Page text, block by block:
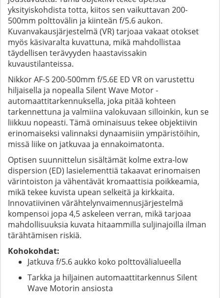
yksityiskohdista totta, kiitos sen vaikuttavan 200-
500mm polttovälin ja kiinteän f/5.6 aukon.
Kuvanvakausjärjestelmä (VR) tarjoaa vakaat otokset
myös käsivaralta kuvattuna, mikä mahdollistaa
täydellisen terävyyden haastavissakin
kuvaustilanteissa.
Nikkor AF-S 200-500mm f/5.6E ED VR on varustettu
hiljaisella ja nopealla Silent Wave Motor -
automaattitarkennuksella, joka pitää kohteen
tarkennettuna ja valmiina valokuvaan silloinkin, kun se
liikkuu nopeasti. Tämä ominaisuus tekee objektiivin
erinomaiseksi valinnaksi dynaamisiin ympäristöihin,
missä liike on jatkuvaa ja ennakoimatonta.
Optisen suunnittelun sisältämät kolme extra-low
dispersion (ED) lasielementtiä takaavat erinomaisen
värintoiston ja vähentävät kromaattisia poikkeamia,
mikä tekee kuvista upean selkeitä ja kirkkaita.
Innovatiivinen värähtelynvaimennusjärjestelmä
kompensoi jopa 4,5 askeleen verran, mikä tarjoaa
mahdollisuuksia kuvata hitaammilla suljinajoilla ilman
tärähtämisen riskiä.
Kohokohdat:
Jatkuva f/5.6 aukko koko polttovälialueella
Tarkka ja hiljainen automaattitarkennus Silent
Wave Motorin ansiosta